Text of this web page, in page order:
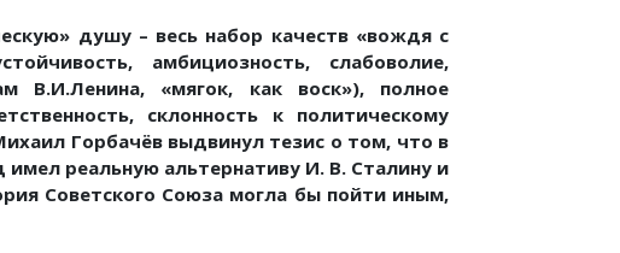
душу – весь набор качеств «вождя с
амбициозность, слабоволие,
В.И.Ленина, «мягок, как воск»), полное
склонность к политическому
Горбачёв выдвинул тезис о том, что в
реальную альтернативу И. В. Сталину и
Советского Союза могла бы пойти иным,